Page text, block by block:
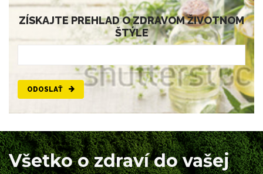
ZÍSKAJTE PREHLAD O ZDRAVOM ŽIVOTNOM
ŠTÝLE
ODOSLAŤ
Všetko o zdraví do vašej